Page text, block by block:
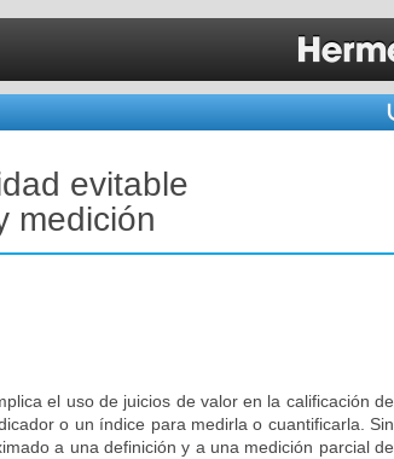
evitable
medición
el uso de juicios de valor en la calificación de
o un índice para medirla o cuantificarla. Sin
a una definición y a una medición parcial de